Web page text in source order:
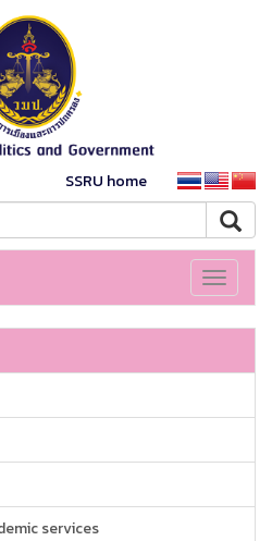
SSRU home
Toggle
services